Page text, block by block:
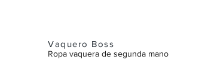
Vaquero Boss
Ropa vaquera de segunda mano